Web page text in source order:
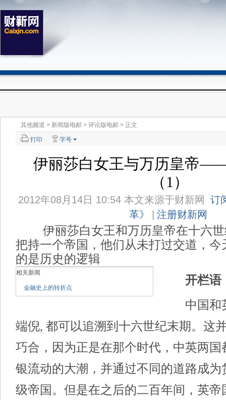
其他频道 > 新闻版电邮 > 评论版电邮 > 正文
打印 字号
伊丽莎白女王与万历皇帝
（1）
2012年08月14日 10:54 本文来源于财新网
订
革》
注册财新网
伊丽莎白女王和万历皇帝在十六世
把持一个帝国，他们从未打过交道，
的是历史的逻辑
相关新闻
金融史上的转折点
开栏语
中国和
端倪, 都可以追溯到十六世纪末期。这
巧合，因为正是在那个时代，中英两国
银流动的大潮，并通过不同的道路成为
级帝国。但是在之后的二百年间，英帝